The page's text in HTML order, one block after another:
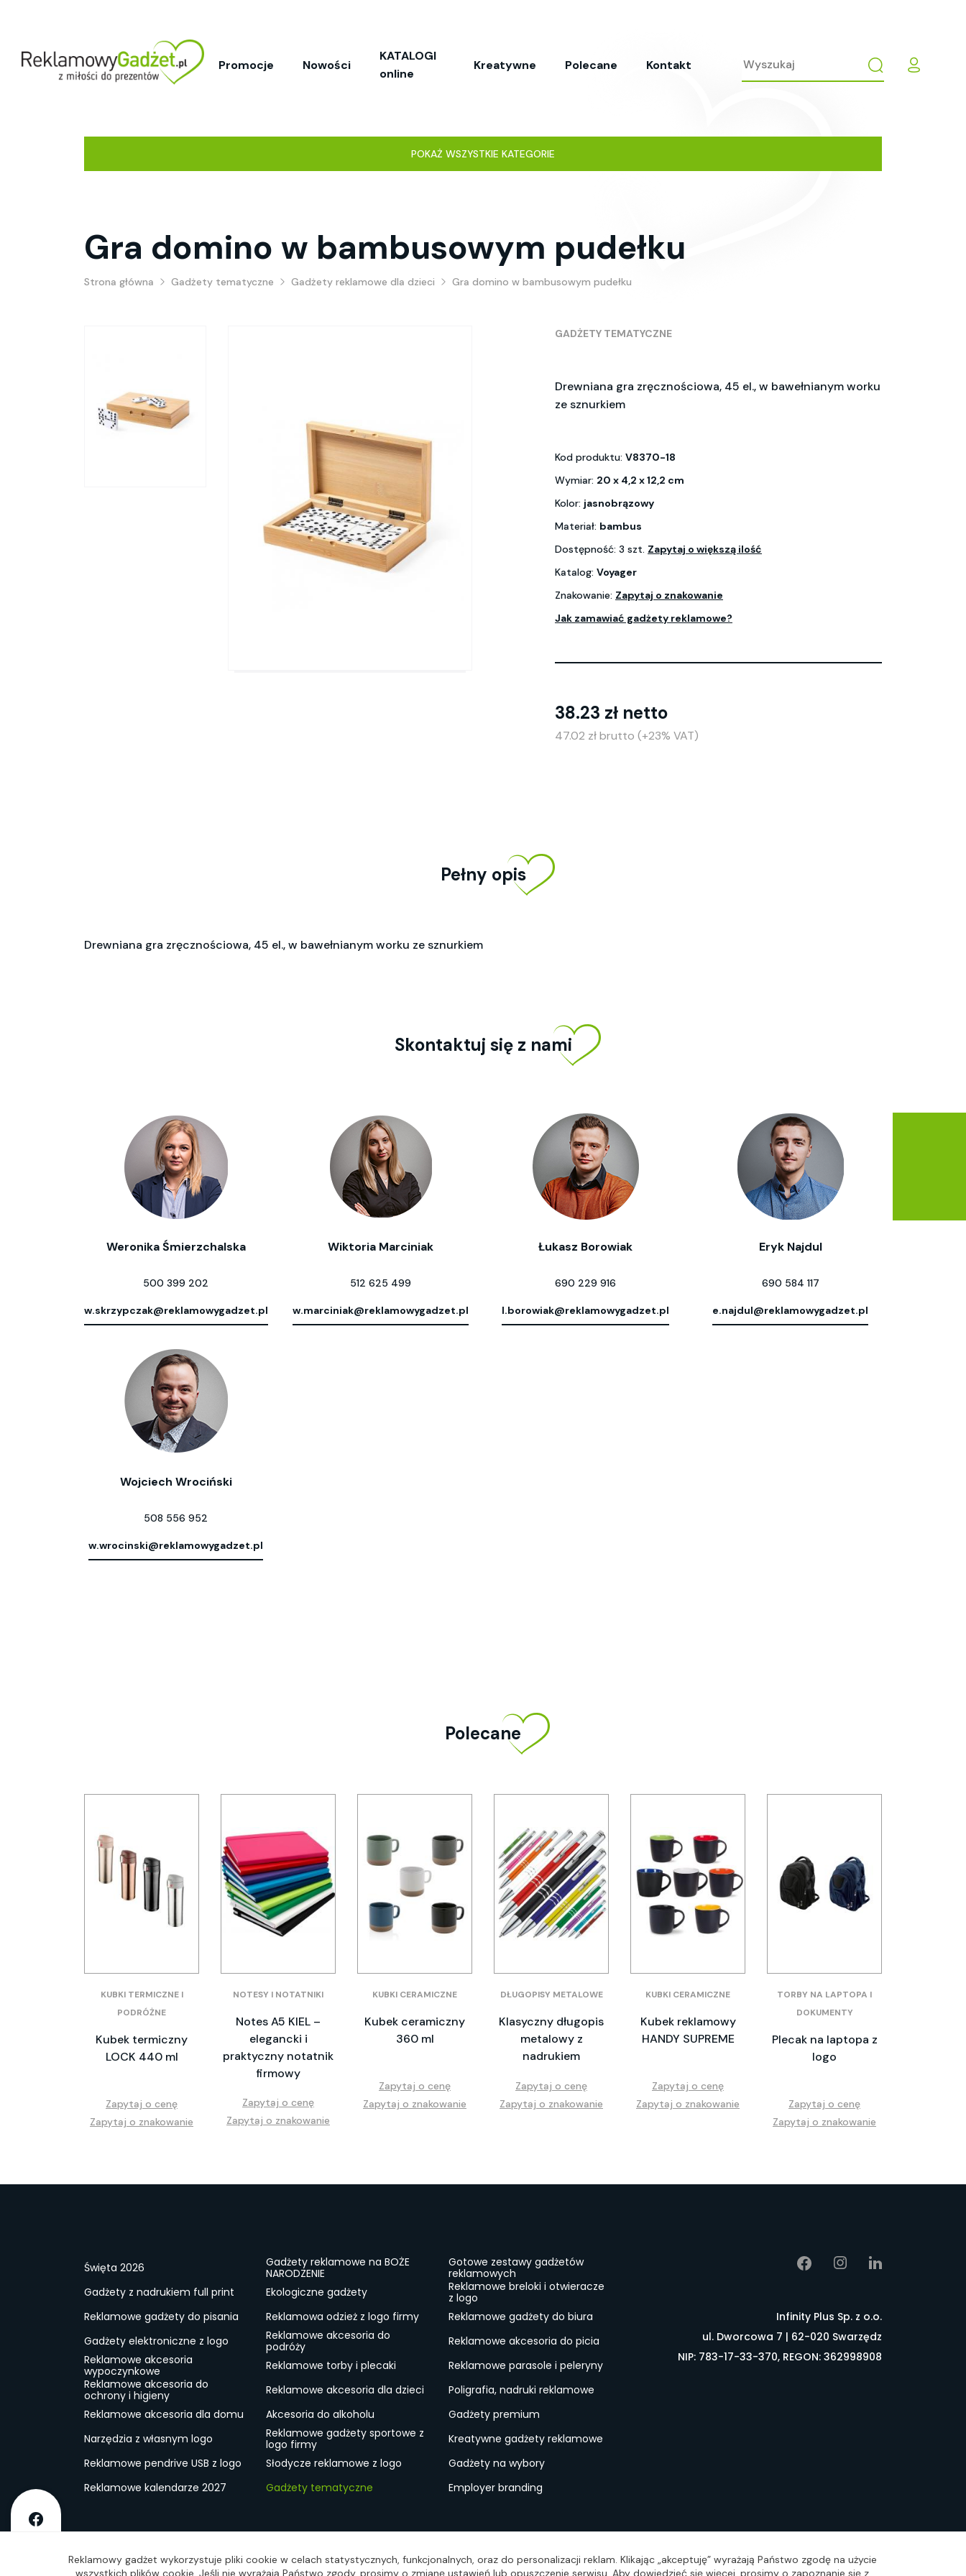
Promocje Nowości
KATALOGI
online
Kreatywne Polecane Kontakt
POKAŻ WSZYSTKIE KATEGORIE
Gra domino w bambusowym pudełku
Strona główna Gadżety tematyczne Gadżety reklamowe dla dzieci Gra domino w bambusowym pudełku
GADŻETY TEMATYCZNE
Drewniana gra zręcznościowa, 45 el., w bawełnianym worku
ze sznurkiem
Kod produktu: V8370-18
Wymiar: 20 x 4,2 x 12,2 cm
Kolor: jasnobrązowy
Materiał: bambus
Dostępność: 3 szt. Zapytaj o większą ilość
Katalog: Voyager
Znakowanie: Zapytaj o znakowanie
Jak zamawiać gadżety reklamowe?
38.23 zł netto
47.02 zł brutto (+23% VAT)
Pełny opis
Drewniana gra zręcznościowa, 45 el., w bawełnianym worku ze sznurkiem
Skontaktuj się z nami
Weronika Śmierzchalska
500 399 202
w.skrzypczak@reklamowygadzet.pl
Wiktoria Marciniak
512 625 499
w.marciniak@reklamowygadzet.pl
Łukasz Borowiak
690 229 916
l.borowiak@reklamowygadzet.pl
Eryk Najdul
690 584 117
e.najdul@reklamowygadzet.pl
Wojciech Wrociński
508 556 952
w.wrocinski@reklamowygadzet.pl
Polecane
KUBKI TERMICZNE I
PODRÓŻNE
Kubek termiczny
LOCK 440 ml
Zapytaj o cenę
Zapytaj o znakowanie
NOTESY I NOTATNIKI
Notes A5 KIEL –
elegancki i
praktyczny notatnik
firmowy
Zapytaj o cenę
Zapytaj o znakowanie
KUBKI CERAMICZNE
Kubek ceramiczny
360 ml
Zapytaj o cenę
Zapytaj o znakowanie
DŁUGOPISY METALOWE
Klasyczny długopis
metalowy z
nadrukiem
Zapytaj o cenę
Zapytaj o znakowanie
KUBKI CERAMICZNE
Kubek reklamowy
HANDY SUPREME
Zapytaj o cenę
Zapytaj o znakowanie
TORBY NA LAPTOPA I
DOKUMENTY
Plecak na laptopa z
logo
Zapytaj o cenę
Zapytaj o znakowanie
Święta 2026
Gadżety reklamowe na BOŻE
NARODZENIE
Gotowe zestawy gadżetów
reklamowych
Gadżety z nadrukiem full print
Ekologiczne gadżety
Reklamowe breloki i otwieracze
z logo
Reklamowe gadżety do pisania
Reklamowa odzież z logo firmy
Reklamowe gadżety do biura
Gadżety elektroniczne z logo
Reklamowe akcesoria do
podróży
Reklamowe akcesoria do picia
Reklamowe akcesoria
wypoczynkowe
Reklamowe torby i plecaki
Reklamowe parasole i peleryny
Reklamowe akcesoria do
ochrony i higieny
Reklamowe akcesoria dla dzieci
Poligrafia, nadruki reklamowe
Reklamowe akcesoria dla domu
Akcesoria do alkoholu
Gadżety premium
Narzędzia z własnym logo
Reklamowe gadżety sportowe z
logo firmy
Kreatywne gadżety reklamowe
Reklamowe pendrive USB z logo
Słodycze reklamowe z logo
Gadżety na wybory
Reklamowe kalendarze 2027
Gadżety tematyczne Employer branding
Infinity Plus Sp. z o.o.
ul. Dworcowa 7 | 62-020 Swarzędz
NIP: 783-17-33-370, REGON: 362998908
Reklamowy gadżet wykorzystuje pliki cookie w celach statystycznych, funkcjonalnych, oraz do personalizacji reklam. Klikając „akceptuję” wyrażają Państwo zgodę na użycie
wszystkich plików cookie. Jeśli nie wyrażają Państwo zgody, prosimy o zmianę ustawień lub opuszczenie serwisu. Aby dowiedzieć się więcej, prosimy o zapoznanie się z